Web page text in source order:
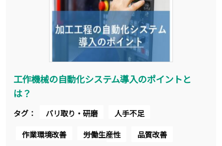
工作機械の自動化システム導入のポイントと
は？
タグ： バリ取り・研磨
人手不足
作業環境改善
労働生産性
品質改善